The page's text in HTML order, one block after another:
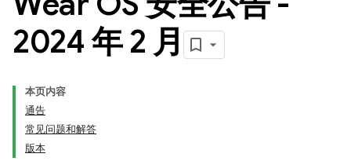
2024 年 2 月
本页内容
通告
常见问题和解答
版本